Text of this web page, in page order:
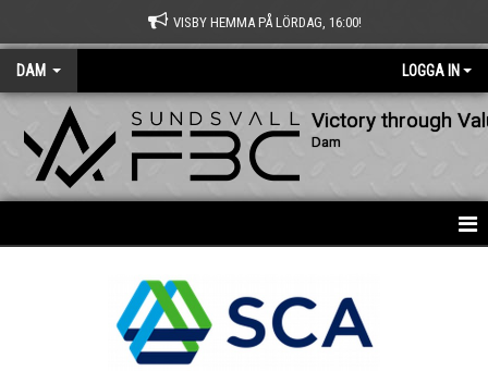
VISBY HEMMA PÅ LÖRDAG, 16:00!
DAM LOGGA IN
Victory through
Dam